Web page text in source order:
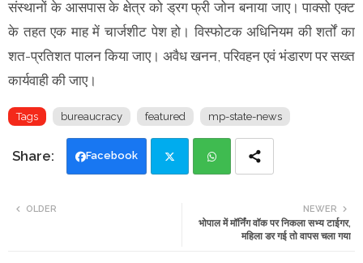
संस्थानों के आसपास के क्षेत्र को ड्रग फ्री जोन बनाया जाए। पाक्सो एक्ट
के तहत एक माह में चार्जशीट पेश हो। विस्फोटक अधिनियम की शर्तों का
शत-प्रतिशत पालन किया जाए। अवैध खनन, परिवहन एवं भंडारण पर सख्त
कार्यवाही की जाए।
Tags bureaucracy featured mp-state-news
Facebook
ats
NEWER
भोपाल में मॉर्निंग वॉक पर निकला सभ्य टाईगर,
महिला डर गई तो वापस चला गया
OLDER